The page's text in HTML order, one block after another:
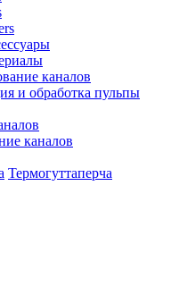
каналов
и обработка пульпы
каналов
Термогуттаперча